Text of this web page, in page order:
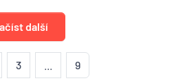
další
3 9